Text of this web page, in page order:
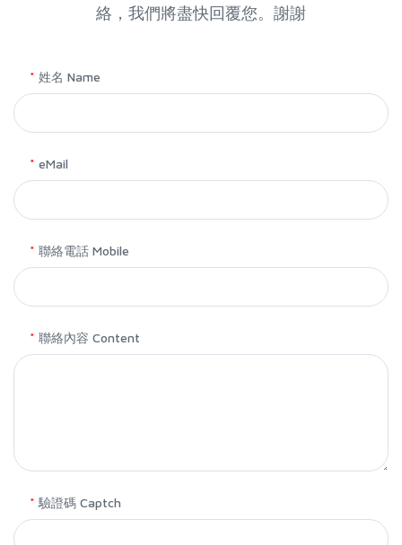
絡，我們將盡快回覆您。謝謝
* 姓名 Name
* eMail
* 聯絡電話 Mobile
* 聯絡內容 Content
* 驗證碼 Captch